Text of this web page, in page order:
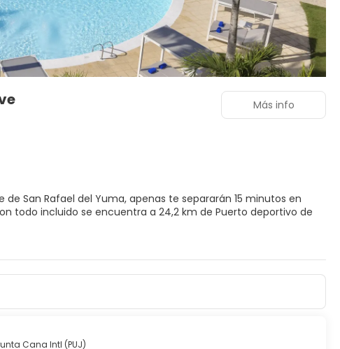
San Rafael del Yuma, apenas te separarán 15 minutos en
televisión de plasma. La conexión wifi gratis te mantendrá en
fuerte (cabe un portátil) y escritorio, además de un servicio de
Más info
Cana Intl (PUJ)